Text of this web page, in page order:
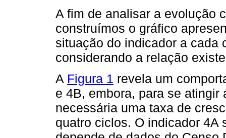
A fim de analisar a evolução
construímos o gráfico
situação do indicador a cada
considerando a relação
A Figura 1 revela um
e 4B, embora, para se
necessária uma taxa de
quatro ciclos. O indicador 4A